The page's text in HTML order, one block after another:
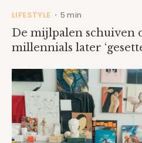
LIFESTYLE • 5 min
De mijlpalen schuiven
millennials later